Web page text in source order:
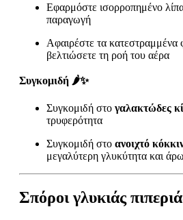
Εφαρμόστε ισορροπημένο
παραγωγή
Αφαιρέστε τα κατεστραμμένα
βελτιώσετε τη ροή του αέρα
Συγκομιδή 🌶️✨
Συγκομιδή στο γαλακτώδες
τρυφερότητα
Συγκομιδή στο ανοιχτό
μεγαλύτερη γλυκύτητα και
Σπόροι γλυκιάς